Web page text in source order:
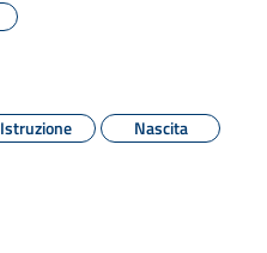
Istruzione Nascita